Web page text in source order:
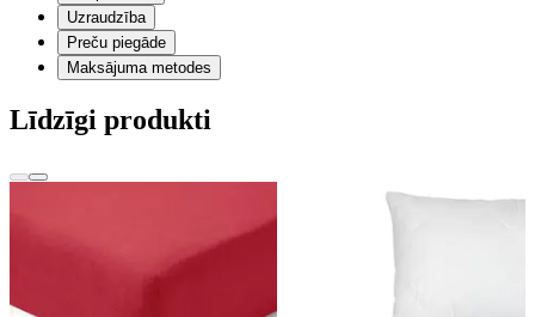
Uzraudzība
Preču piegāde
Maksājuma metodes
Līdzīgi produkti